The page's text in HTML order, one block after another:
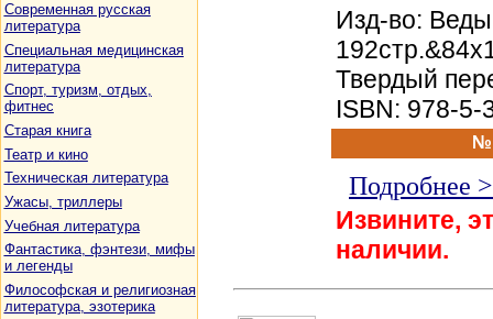
Современная русская
литература
Специальная медицинская
литература
Спорт, туризм, отдых,
фитнес
Старая книга
Театр и кино
Техническая литература
Ужасы, триллеры
Учебная литература
Фантастика, фэнтези, мифы
и легенды
Философская и религиозная
литература, эзотерика
Изд-во:
Твердый
ISBN: 978-5-
Подробнее
Извините,
наличии.